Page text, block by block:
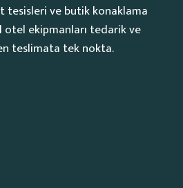
tesisleri ve butik konaklama
ekipmanları tedarik ve
teslimata tek nokta.